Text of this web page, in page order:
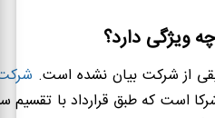
ویژگی دارد؟
از شرکت بیان نشده است.
است که طبق قرارداد با تقسیم